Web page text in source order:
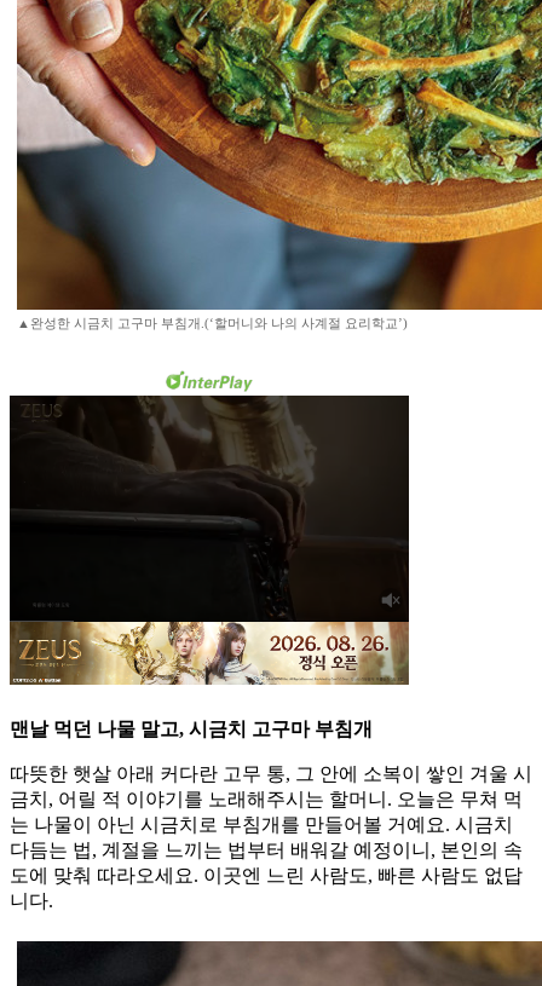
▲완성한 시금치 고구마 부침개.(‘할머니와 나의 사계절 요리학교’)
맨날 먹던 나물 말고, 시금치 고구마 부침개
따뜻한 햇살 아래 커다란 고무 통, 그 안에 소복이 쌓인 겨울 시
금치, 어릴 적 이야기를 노래해주시는 할머니. 오늘은 무쳐 먹
는 나물이 아닌 시금치로 부침개를 만들어볼 거예요. 시금치
다듬는 법, 계절을 느끼는 법부터 배워갈 예정이니, 본인의 속
도에 맞춰 따라오세요. 이곳엔 느린 사람도, 빠른 사람도 없답
니다.